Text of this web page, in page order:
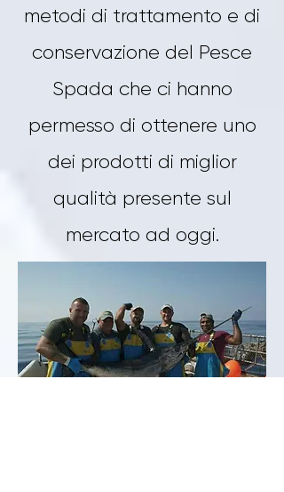
metodi di trattamento e di
conservazione del Pesce
Spada che ci hanno
permesso di ottenere uno
dei prodotti di miglior
qualità presente sul
mercato ad oggi.